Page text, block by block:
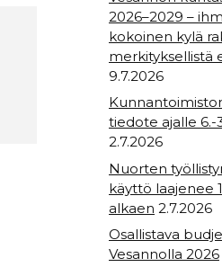
2026–2029 –
kokoinen kylä
merkityksellistä
9.7.2026
tiedote ajalle 6.-
2.7.2026
Nuorten
käyttö laajenee
alkaen 2.7.2026
Osallistava
Vesannolla 2026